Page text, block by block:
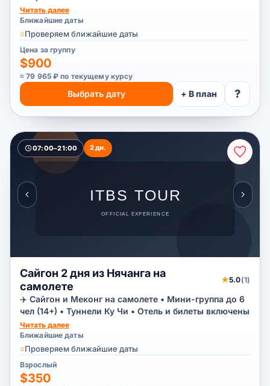
Читать далее
Ближайшие даты
○Проверяем ближайшие даты
Цена за группу
$900
≈ 79 965 ₽ по текущему курсу
Выбрать дату + В план ?
07:00–21:00 2 дн.
Сайгон 2 дня из Нячанга на
самолете
★5.0(1)
✈️ Сайгон и Меконг на самолете • Мини-группа до 6
чел (14+) • Туннели Ку Чи • Отель и билеты включены
Читать далее
Ближайшие даты
○Проверяем ближайшие даты
Взрослый
$350